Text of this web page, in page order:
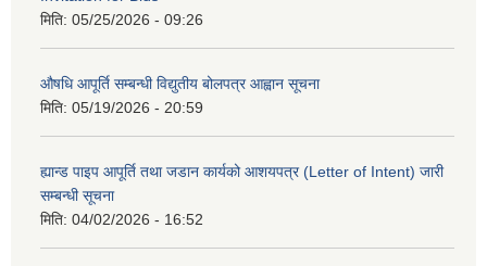
मिति: 05/25/2026 - 09:26
औषधि आपूर्ति सम्बन्धी विद्युतीय बोलपत्र आह्वान सूचना
मिति: 05/19/2026 - 20:59
ह्यान्ड पाइप आपूर्ति तथा जडान कार्यको आशयपत्र (Letter of Intent) जारी
सम्बन्धी सूचना
मिति: 04/02/2026 - 16:52